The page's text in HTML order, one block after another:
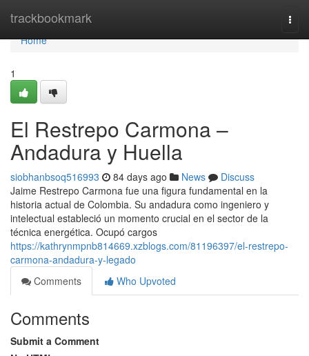
trackbookmark
Home
Home
1
El Restrepo Carmona –
Andadura y Huella
siobhanbsoq516993 84 days ago News
Discuss
Jaime Restrepo Carmona fue una figura fundamental en la
historia actual de Colombia. Su andadura como ingeniero y
intelectual estableció un momento crucial en el sector de la
técnica energética. Ocupó cargos
https://kathrynmpnb814669.xzblogs.com/81196397/el-restrepo-
carmona-andadura-y-legado
Comments
Who Upvoted
Comments
Submit a Comment